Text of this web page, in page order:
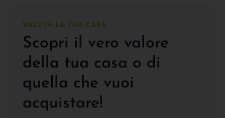
VALUTA LA TUA CASA
Scopri il vero valore
della tua casa o di
quella che vuoi
acquistare!